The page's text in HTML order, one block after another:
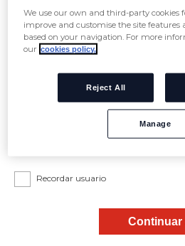
¡RECUERDA! Debes crear una
Date de alta
Recordar usuario
Continuar
We use our own and third-party cookies
improve and customise the site features
based on your navigation. For more
our cookies policy.
Reject All
Manage